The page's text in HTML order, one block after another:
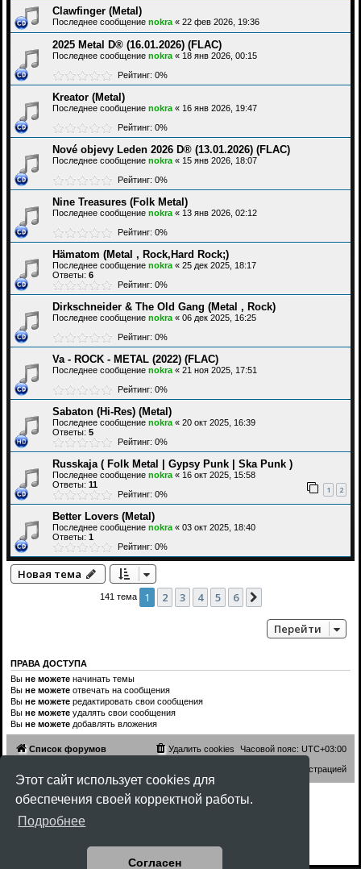
Этот сайт использует cookies для
обеспечения своей корректной работы.
Подробнее
Согласен
Clawfinger (Metal)
Последнее сообщение nokra « 22 фев 2026, 19:36
2025 Metal D® (16.01.2026) (FLAC)
Последнее сообщение nokra « 18 янв 2026, 00:15
Рейтинг: 0%
Kreator (Metal)
Последнее сообщение nokra « 16 янв 2026, 19:47
Рейтинг: 0%
Nové objevy Leden 2026 D® (13.01.2026) (FLAC)
Последнее сообщение nokra « 15 янв 2026, 18:07
Рейтинг: 0%
Nine Treasures (Folk Metal)
Последнее сообщение nokra « 13 янв 2026, 02:12
Рейтинг: 0%
Hämatom (Metal , Rock,Hard Rock;)
Последнее сообщение nokra « 25 дек 2025, 18:17
Ответы: 6
Рейтинг: 0%
Dirkschneider & The Old Gang (Metal , Rock)
Последнее сообщение nokra « 06 дек 2025, 16:25
Рейтинг: 0%
Va - ROCK - METAL (2022) (FLAC)
Последнее сообщение nokra « 21 ноя 2025, 17:51
Рейтинг: 0%
Sabaton (Hi-Res) (Metal)
Последнее сообщение nokra « 20 окт 2025, 16:39
Ответы: 5
Рейтинг: 0%
Russkaja ( Folk Metal | Gypsy Punk | Ska Punk )
Последнее сообщение nokra « 16 окт 2025, 15:58
Ответы: 11 1 2
Рейтинг: 0%
Better Lovers (Metal)
Последнее сообщение nokra « 03 окт 2025, 18:40
Ответы: 1
Рейтинг: 0%
Новая тема
141 тема 1 2 3 4 5 6
Перейти
ПРАВА ДОСТУПА
Вы не можете начинать темы
Вы не можете отвечать на сообщения
Вы не можете редактировать свои сообщения
Вы не можете удалять свои сообщения
Вы не можете добавлять вложения
Список форумов Часовой пояс: UTC+03:00
Удалить cookies
Связаться с администрацией
Создано на основеphpBB® Forum Software © phpBB Limited